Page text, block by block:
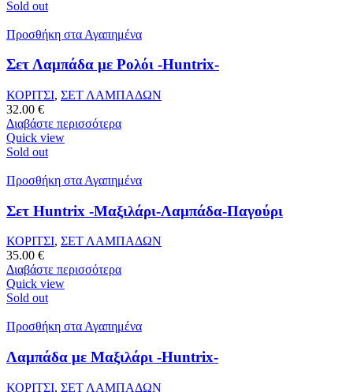
Sold out
Προσθήκη στα Αγαπημένα
Σετ Λαμπάδα με Ρολόι -Huntrix-
ΚΟΡΙΤΣΙ, ΣΕΤ ΛΑΜΠΑΔΩΝ
32.00 €
Διαβάστε περισσότερα
Quick view
Sold out
Προσθήκη στα Αγαπημένα
Σετ Huntrix -Μαξιλάρι-Λαμπάδα-Παγούρι
ΚΟΡΙΤΣΙ, ΣΕΤ ΛΑΜΠΑΔΩΝ
35.00 €
Διαβάστε περισσότερα
Quick view
Sold out
Προσθήκη στα Αγαπημένα
Λαμπάδα με Μαξιλάρι -Huntrix-
ΚΟΡΙΤΣΙ, ΣΕΤ ΛΑΜΠΑΔΩΝ